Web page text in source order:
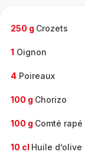
250 g Crozets
1 Oignon
4 Poireaux
100 g Chorizo
100 g Comté rapé
10 cl Huile d’olive